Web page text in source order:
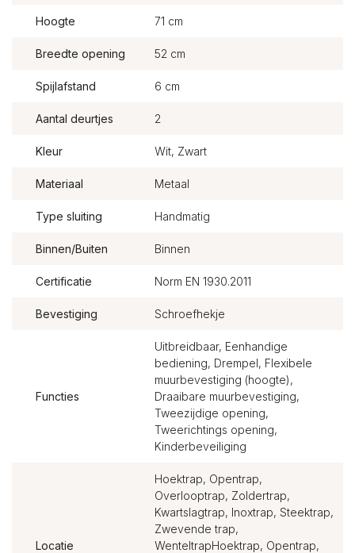
Hoogte 71 cm
Breedte opening 52 cm
Spijlafstand 6 cm
Aantal deurtjes 2
Kleur Wit, Zwart
Materiaal Metaal
Type sluiting Handmatig
Binnen/Buiten Binnen
Certificatie Norm EN 1930.2011
Bevestiging Schroefhekje
Functies
Uitbreidbaar, Eenhandige
bediening, Drempel, Flexibele
muurbevestiging (hoogte),
Draaibare muurbevestiging,
Tweezijdige opening,
Tweerichtings opening,
Kinderbeveiliging
Locatie
Hoektrap, Opentrap,
Overlooptrap, Zoldertrap,
Kwartslagtrap, Inoxtrap, Steektrap,
Zwevende trap,
WenteltrapHoektrap, Opentrap,